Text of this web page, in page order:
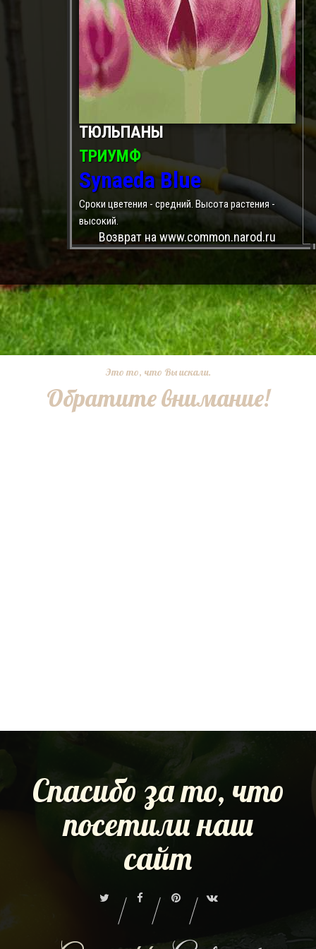
ТЮЛЬПАНЫ
ТРИУМФ
Synaeda Blue
Сроки цветения - средний. Высота растения -
высокий.
Возврат на www.common.narod.ru
Это то, что Вы искали.
Обратите внимание!
Спасибо за то, что
посетили наш
сайт